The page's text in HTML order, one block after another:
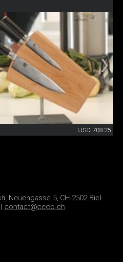
USD 708.25
Neuengasse 5, CH-2502 Biel-
contact@ceco.ch